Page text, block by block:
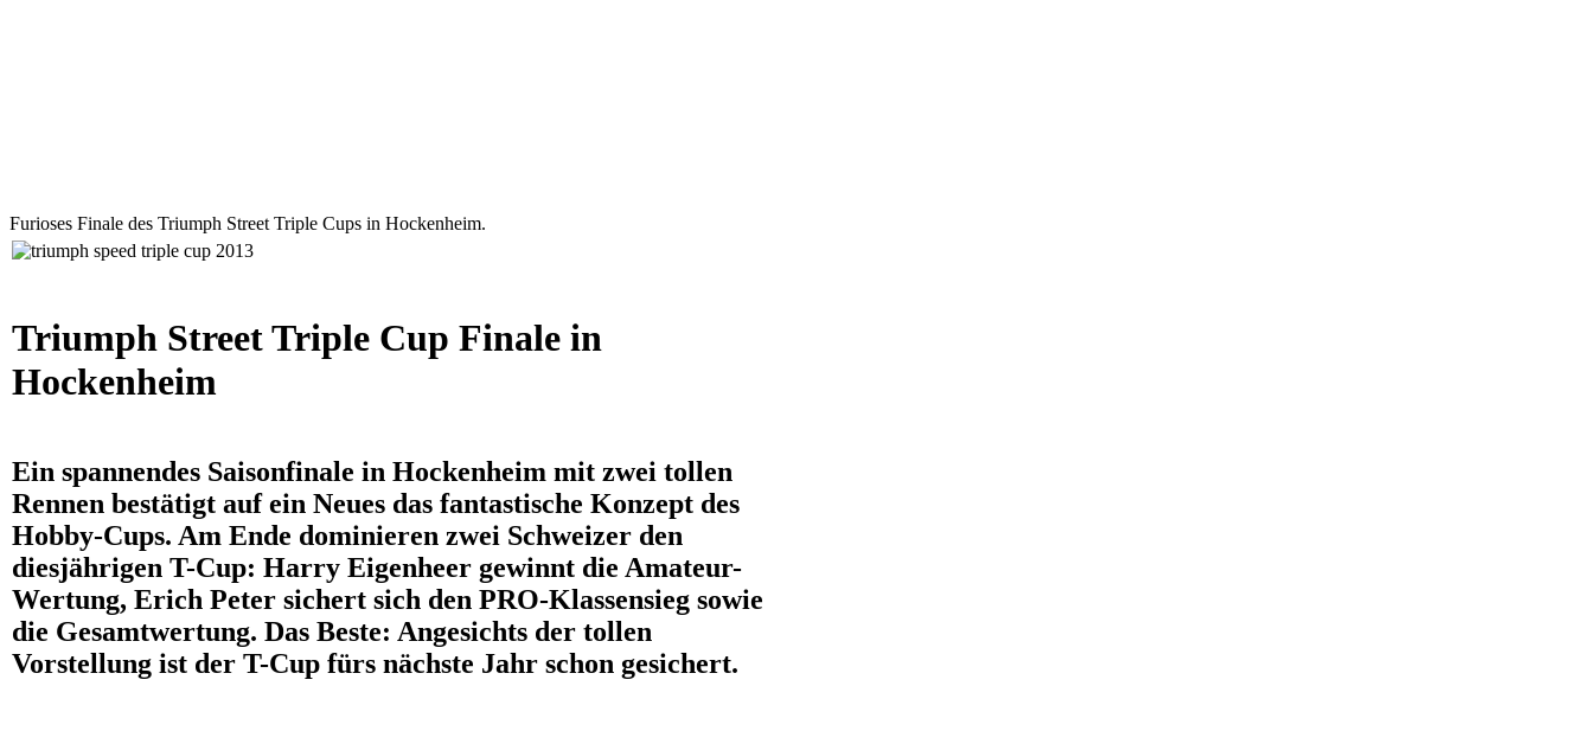
Furioses Finale des Triumph Street Triple Cups in Hockenheim.
Triumph Street Triple Cup Finale in
Hockenheim
Ein spannendes Saisonfinale in Hockenheim mit zwei tollen
Rennen bestätigt auf ein Neues das fantastische Konzept des
Hobby-Cups. Am Ende dominieren zwei Schweizer den
diesjährigen T-Cup: Harry Eigenheer gewinnt die Amateur-
Wertung, Erich Peter sichert sich den PRO-Klassensieg sowie
die Gesamtwertung. Das Beste: Angesichts der tollen
Vorstellung ist der T-Cup fürs nächste Jahr schon gesichert.